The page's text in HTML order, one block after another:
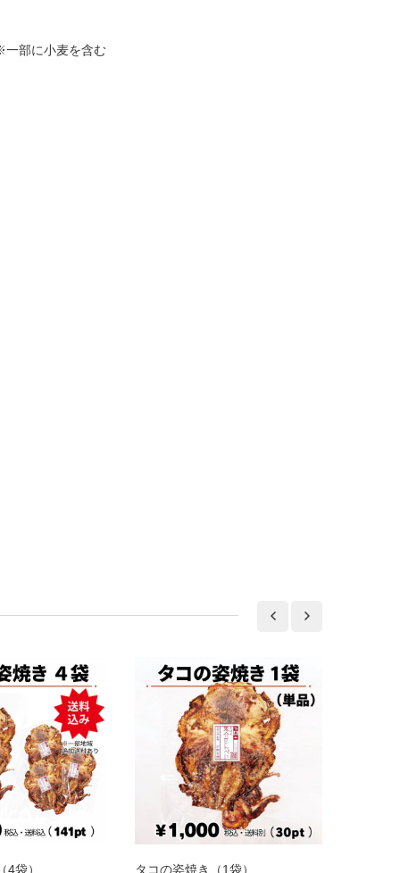
一部に小麦を含む
4袋） タコの姿焼き（1袋）